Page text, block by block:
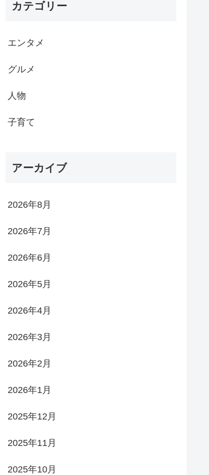
カテゴリー
エンタメ
グルメ
人物
子育て
アーカイブ
2026年8月
2026年7月
2026年6月
2026年5月
2026年4月
2026年3月
2026年2月
2026年1月
2025年12月
2025年11月
2025年10月